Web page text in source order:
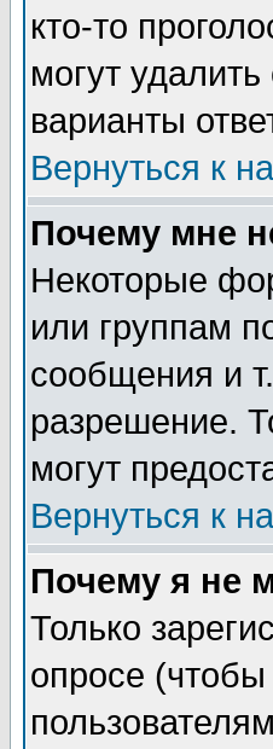
кто-то
могут
варианты
Вернуться к
Почему мне
Некоторые
или группам
сообщения и
разрешение.
могут
Вернуться к
Почему я не
Только
опросе (чтобы